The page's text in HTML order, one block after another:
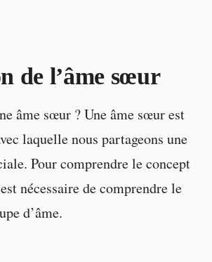
de l’âme sœur
âme sœur ? Une âme sœur est
laquelle nous partageons une
Pour comprendre le concept
nécessaire de comprendre le
d’âme.